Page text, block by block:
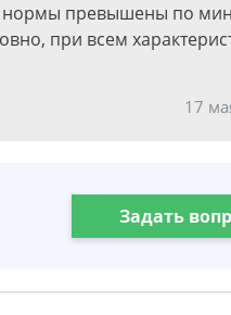
нормы превышены по
при всем
17
Задать